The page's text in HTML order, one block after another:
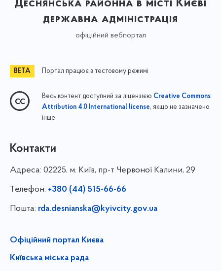
Деснянська районна в місті Києві
державна адміністрація
офіційний вебпортал
Портал працює в тестовому режимі
Весь контент доступний за ліцензією Creative Commons
Attribution 4.0 International license, якщо не зазначено
інше
Контакти
Адреса: 02225, м. Київ, пр-т Червоної Калини, 29
Телефон: +380 (44) 515-66-66
Пошта: rda.desnianska@kyivcity.gov.ua
Офіційний портал Києва
Київська міська рада